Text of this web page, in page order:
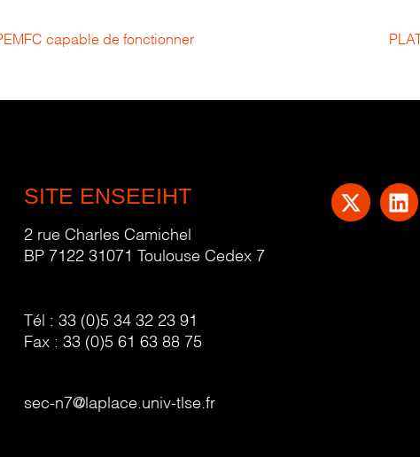
capable de fonctionner
SITE ENSEEIHT
2 rue Charles Camichel
BP 7122 31071 Toulouse Cedex 7
Tél : 33 (0)5 34 32 23 91
Fax : 33 (0)5 61 63 88 75
sec-n7@laplace.univ-tlse.fr